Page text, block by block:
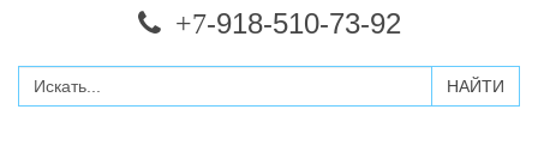
+7-918-510-73-92